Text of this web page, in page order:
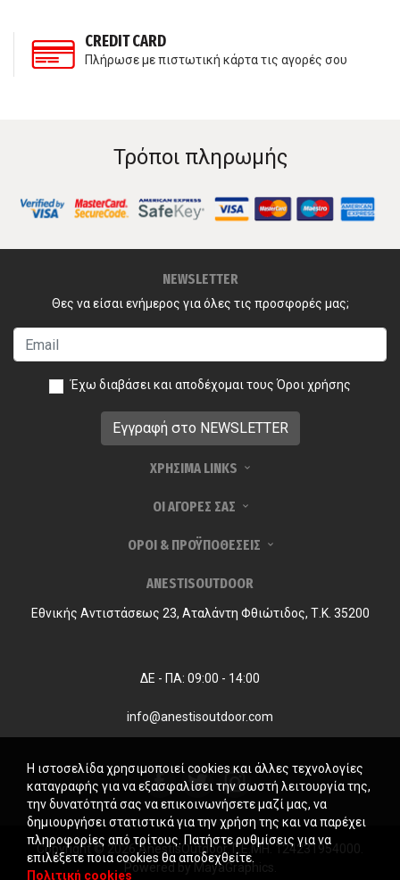
CREDIT CARD
Πλήρωσε με πιστωτική κάρτα τις αγορές σου
Τρόποι πληρωμής
NEWSLETTER
Θες να είσαι ενήμερος για όλες τις προσφορές μας;
Έχω διαβάσει και αποδέχομαι τους Όροι χρήσης
ΧΡΗΣΙΜΑ LINKS
ΟΙ ΑΓΟΡΕΣ ΣΑΣ
ΟΡΟΙ & ΠΡΟΫΠΟΘΕΣΕΙΣ
ANESTISOUTDOOR
Εθνικής Αντιστάσεως 23, Αταλάντη Φθιώτιδος, Τ.Κ. 35200
ΔΕ - ΠΑ: 09:00 - 14:00
info@anestisoutdoor.com
Copyright © 2026 AnestisOutdoor. Γ.Ε.ΜΗ. 124231954000.
Powered by MayaGraphics
Η ιστοσελίδα χρησιμοποιεί cookies και άλλες τεχνολογίες
καταγραφής για να εξασφαλίσει την σωστή λειτουργία της,
την δυνατότητά σας να επικοινωνήσετε μαζί μας, να
δημιουργήσει στατιστικά για την χρήση της και να παρέχει
πληροφορίες από τρίτους. Πατήστε ρυθμίσεις για να
επιλέξετε ποια cookies θα αποδεχθείτε.
Πολιτική cookies